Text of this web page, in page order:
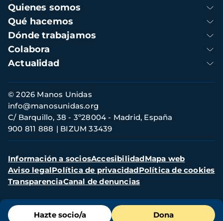
Menú
Hazte socio/a Dona
Navegación
principal
Quienes somos
Qué hacemos
Dónde trabajamos
Colabora
Actualidad
Información
de
contacto
© 2026 Manos Unidas
C/ Barquillo, 38 - 3º28004 - Madrid, España
900 811 888
BIZUM 33439
info@manosunidas.org
Menú
secundario
Información a sociosAccesibilidadMapa web
Aviso legalPolítica de privacidadPolítica de cookies
TransparenciaCanal de denuncias